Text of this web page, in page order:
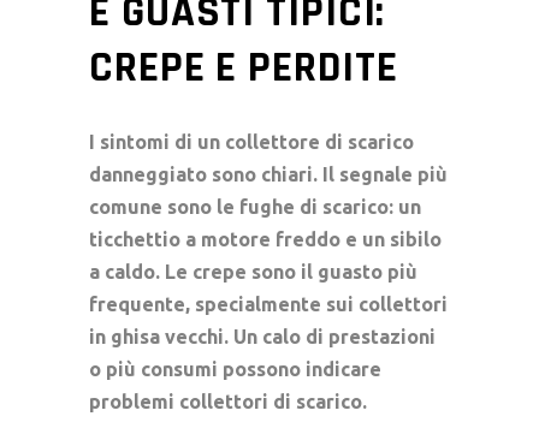
E GUASTI TIPICI:
CREPE E PERDITE
I sintomi di un collettore di scarico
danneggiato sono chiari. Il segnale più
comune sono le fughe di scarico: un
ticchettio a motore freddo e un sibilo
a caldo. Le crepe sono il guasto più
frequente, specialmente sui collettori
in ghisa vecchi. Un calo di prestazioni
o più consumi possono indicare
problemi collettori di scarico.